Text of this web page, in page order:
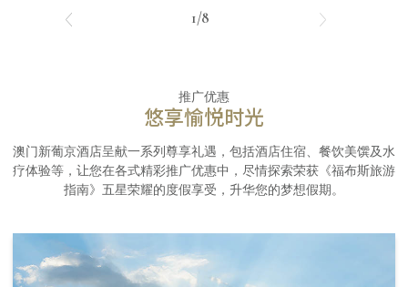
1/8
推广优惠
悠享愉悦时光
澳门新葡京酒店呈献一系列尊享礼遇，包括酒店住宿、餐饮美馔及水
疗体验等，让您在各式精彩推广优惠中，尽情探索荣获《福布斯旅游
指南》五星荣耀的度假享受，升华您的梦想假期。